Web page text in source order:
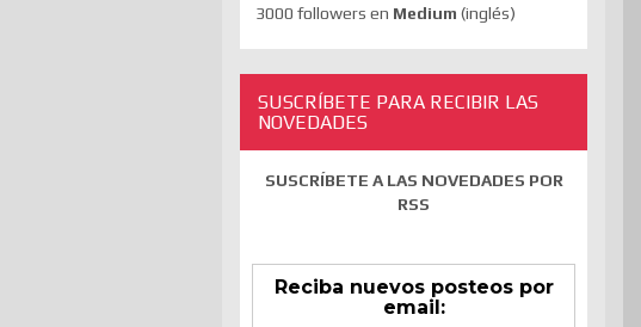
3000 followers en Medium (inglés)
SUSCRÍBETE PARA RECIBIR LAS
NOVEDADES
SUSCRÍBETE A LAS NOVEDADES POR
RSS
Reciba nuevos posteos por
email: